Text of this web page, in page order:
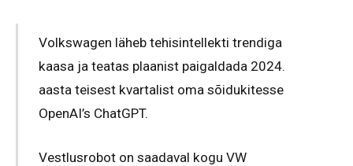
Volkswagen läheb tehisintellekti trendiga
kaasa ja teatas plaanist paigaldada 2024.
aasta teisest kvartalist oma sõidukitesse
OpenAI’s ChatGPT.
Vestlusrobot on saadaval kogu VW